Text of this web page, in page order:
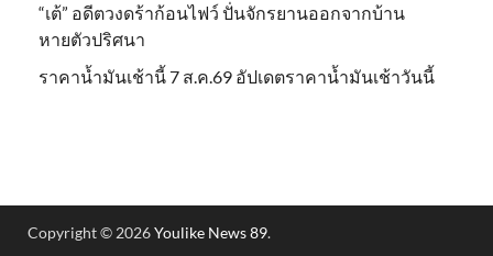
“เต้” อดีตวงดร้าก้อนไฟว์ ปั่นจักรยานออกจากบ้าน
หายตัวปริศนา
ราคาน้ำมันเช้านี้ 7 ส.ค.69 อัปเดตราคาน้ำมันเช้าวันนี้
Copyright © 2026Youlike News 89.